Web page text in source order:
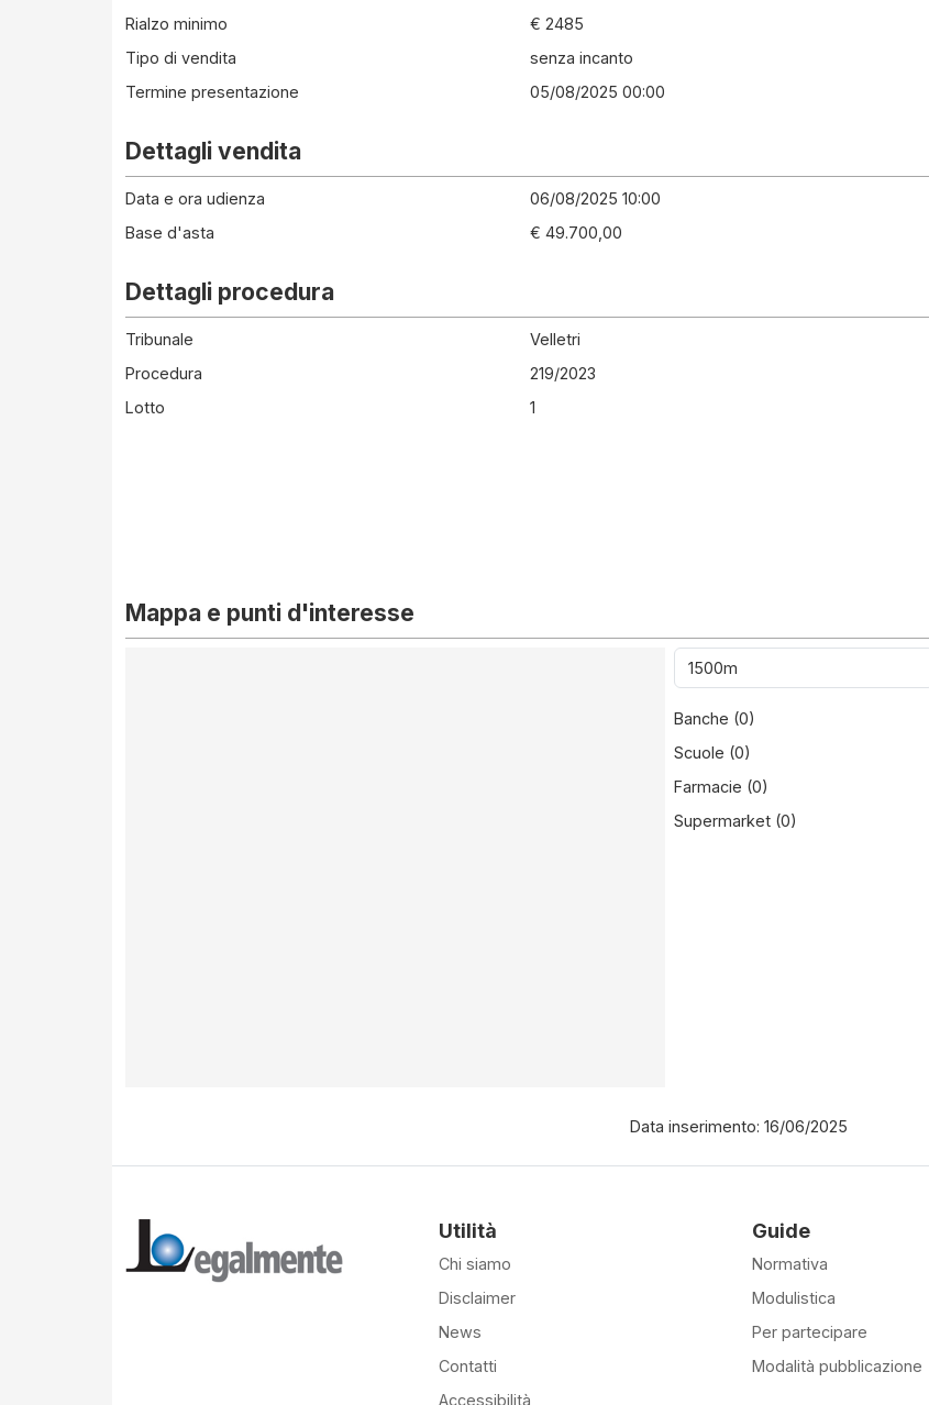
Rialzo minimo
€ 2485
Tipo di vendita
senza incanto
Termine presentazione
05/08/2025 00:00
Dettagli vendita
Data e ora udienza
06/08/2025 10:00
Base d'asta
€ 49.700,00
Dettagli procedura
Tribunale
Velletri
Procedura
219/2023
Lotto
1
Mappa e punti d'interesse
Banche (0)
Scuole (0)
Farmacie (0)
Supermarket (0)
Data inserimento: 16/06/2025
Utilità
Chi siamo
Disclaimer
News
Contatti
Accessibilità
Guide
Normativa
Modulistica
Per partecipare
Modalità pubblicazione